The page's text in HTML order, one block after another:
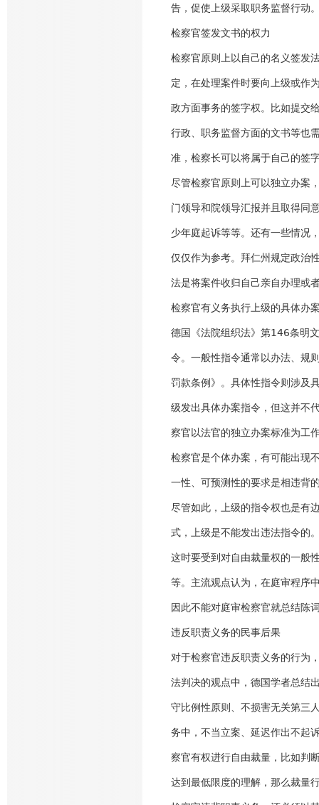
告，促使上级采取职务监督行动
检察官签发文书的权力
检察官原则上以自己的名义签发
定，在处理案件时要向上级或作
政方面事务的签字权。比如提交
行政、职务监督方面的文书等也
准，检察长可以将属于自己的签
尽管检察官原则上可以独立办案
门领导和院领导汇报并且取得同
少年庭起诉等等。还有一些情况
仅仅作为参考。拜仁州规定政治
法是将案件收归自己亲自办理或
检察官有义务执行上级的具体办
德国《法院组织法》第146条明
令。一般性指令通常以办法、规
罚款条例》。具体性指令则涉及
级发出具体办案指令，但这并不
察官以法官的独立办案标准为工
检察官是个体办案，有可能出现
一性、可预测性的要求是相违背
尽管如此，上级的指令权也是有
式，上级是不能发出违法指令的
这时要受到对自由裁量权的一般
等。主流观点认为，在庭审程序
因此不能对庭审检察官就总结陈
违反职责义务的民事后果
对于检察官违反职责义务的行为
法判决的观点中，德国学者总结
守比例性原则、不损害无关第三
务中，不当立案、延迟作出不起
察官有权进行自由裁量，比如判
达到最低限度的理解，那么裁量